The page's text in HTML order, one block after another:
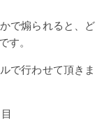
で煽られると、ど
す。
で行わせて頂きま